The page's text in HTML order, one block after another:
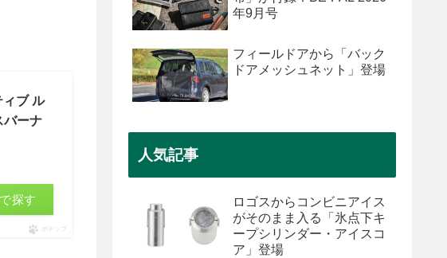
ィブ ル
バーナ
探す
ポチップ
年9月号
フィールドアから「バック
ドアメッシュネット」登場
人気記事
ロゴスからコンビニアイス
がそのまま入る「氷点下キ
ープシリンダー・アイスコ
ア」登場